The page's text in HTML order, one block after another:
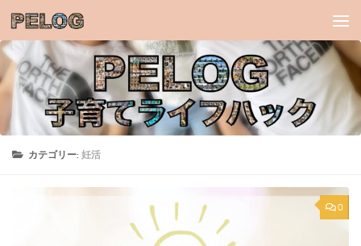
コンテンツへスキップ
カテゴリー:妊活
0